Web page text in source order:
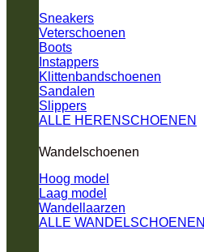
Sneakers
Veterschoenen
Boots
Instappers
Klittenbandschoenen
Sandalen
Slippers
ALLE HERENSCHOENEN
Wandelschoenen
Hoog model
Laag model
Wandellaarzen
ALLE WANDELSCHOENEN